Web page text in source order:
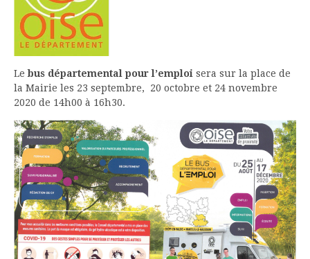
Lebus départemental pour l’emploi sera sur la place de
la Mairie les 23 septembre, 20 octobre et 24 novembre
2020 de 14h00 à 16h30.